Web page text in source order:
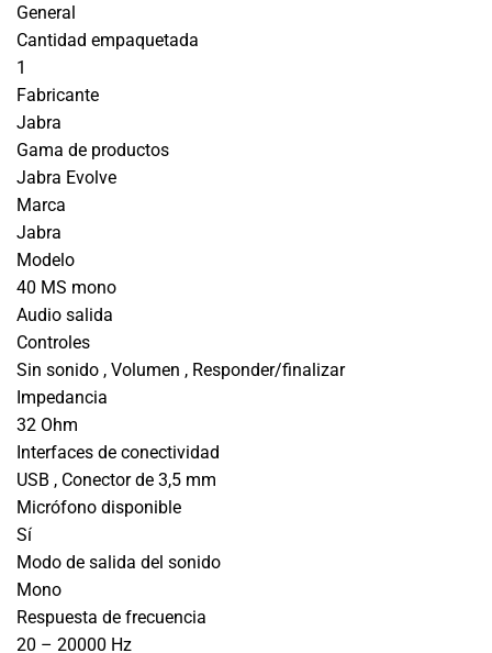
General
Cantidad empaquetada
1
Fabricante
Jabra
Gama de productos
Jabra Evolve
Marca
Jabra
Modelo
40 MS mono
Audio salida
Controles
Sin sonido , Volumen , Responder/finalizar
Impedancia
32 Ohm
Interfaces de conectividad
USB , Conector de 3,5 mm
Micrófono disponible
Sí
Modo de salida del sonido
Mono
Respuesta de frecuencia
20 – 20000 Hz